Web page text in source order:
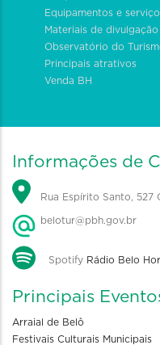
Equipamentos e
Materiais de divulgação
Observatório do
Principais atrativos
Venda BH
Informações de
Rua Espírito Santo, 527
belotur@pbh.gov.br
Spotify Rádio Belo
Principais
Arraial de Belô
Festivais Culturais Municipais